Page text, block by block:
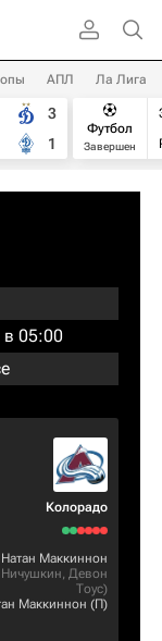
АПЛ Ла Лига
3
1
Футбол
Завершен
05:00
Колорадо
Натан Маккиннон
, Девон
Тоус)
Маккиннон (П)